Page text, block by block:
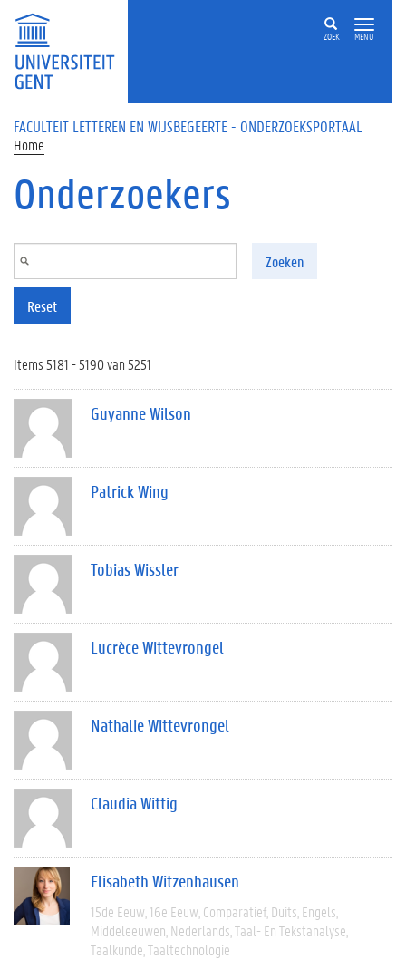
Overslaan en naar de inhoud gaan
ZOEK MENU
FACULTEIT LETTEREN EN WIJSBEGEERTE - ONDERZOEKSPORTAAL
Home
Onderzoekers
Zoeken
Reset
Items 5181 - 5190 van 5251
Guyanne Wilson
Patrick Wing
Tobias Wissler
Lucrèce Wittevrongel
Nathalie Wittevrongel
Claudia Wittig
Elisabeth Witzenhausen
15de Eeuw 16e Eeuw Comparatief Duits Engels
Middeleeuwen Nederlands Taal- En Tekstanalyse
Taalkunde Taaltechnologie